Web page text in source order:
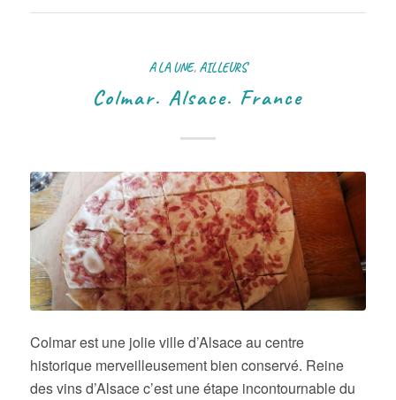
A LA UNE, AILLEURS
Colmar. Alsace. France
Colmar est une jolie ville d’Alsace au centre
historique merveilleusement bien conservé. Reine
des vins d’Alsace c’est une étape incontournable du